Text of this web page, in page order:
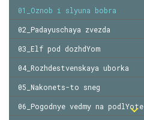
01_Oznob i slyuna bobra
02_Padayuschaya zvezda
03_Elf pod dozhdYom
04_Rozhdestvenskaya uborka
05_Nakonets-to sneg
06_Pogodnye vedmy na podlYote